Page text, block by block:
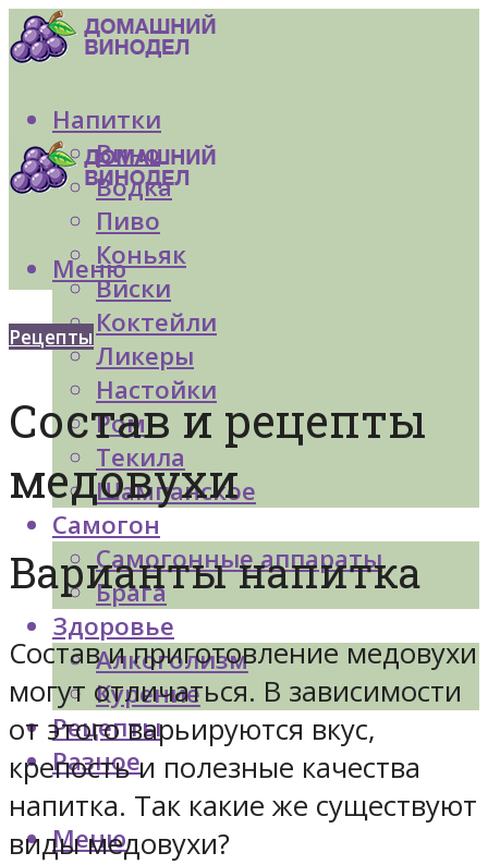
Напитки
Вино
Водка
Пиво
Коньяк
Виски
Коктейли
Ликеры
Настойки
Ром
Текила
Шампанское
Самогон
Самогонные аппараты
Брага
Здоровье
Алкоголизм
Курение
Рецепты
Разное
Меню
Меню
Рецепты
Состав и рецепты
медовухи
Варианты напитка
Состав и приготовление медовухи
могут отличаться. В зависимости
от этого варьируются вкус,
крепость и полезные качества
напитка. Так какие же существуют
виды медовухи?